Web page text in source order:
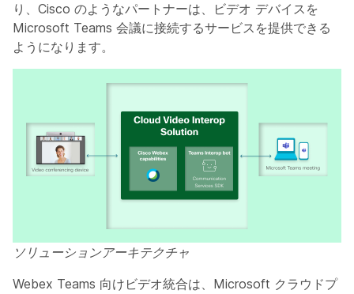
り、Cisco のようなパートナーは、ビデオ デバイスを
Microsoft Teams 会議に接続するサービスを提供できる
ようになります。
ソリューションアーキテクチャ
Webex Teams 向けビデオ統合は、Microsoft クラウドプ